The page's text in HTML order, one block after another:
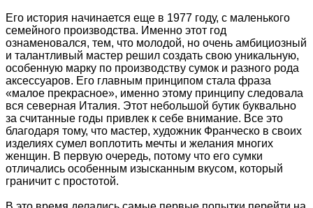
Его история начинается еще в 1977 году, с маленького
семейного производства. Именно этот год
ознаменовался, тем, что молодой, но очень амбициозный
и талантливый мастер решил создать свою уникальную,
особенную марку по производству сумок и разного рода
аксессуаров. Его главным принципом стала фраза
«малое прекрасное», именно этому принципу следовала
вся северная Италия. Этот небольшой бутик буквально
за считанные годы привлек к себе внимание. Все это
благодаря тому, что мастер, художник Франческо в своих
изделиях сумел воплотить мечты и желания многих
женщин. В первую очередь, потому что его сумки
отличались особенным изысканным вкусом, который
граничит с простотой.